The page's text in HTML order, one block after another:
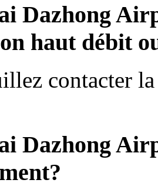
Dazhong
haut débit
contacter
Dazhong